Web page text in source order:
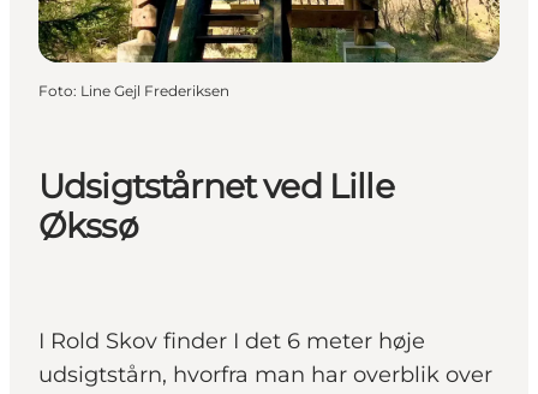
Udsigtstårnet ved Lille
Økssø
I Rold Skov finder I det 6 meter høje
udsigtstårn, hvorfra man har overblik over
Foto: Line Gejl Frederiksen